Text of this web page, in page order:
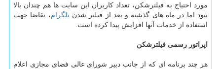
مورد احتیاج به فیلترشكن، تعداد كاربران این سایت ها هم چندان بالا
نبود اما در ماه های گذشته و بعد از فیلتر شدنتلگرام، تقاضا جهت
استفاده از خدمات آنها افزایش پیدا كرده است.
اپراتور رسمی فیلترشكن
هر چند برنامه ای كه از جانب دبیر شورای عالی فضای مجازی اعلام